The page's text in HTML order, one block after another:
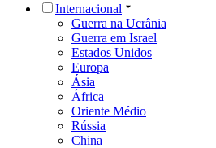
Internacional
Guerra na Ucrânia
Guerra em Israel
Estados Unidos
Europa
Ásia
África
Oriente Médio
Rússia
China